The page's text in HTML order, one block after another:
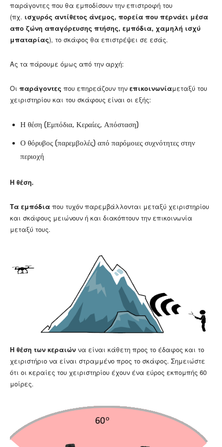
παράγοντες που θα εμποδίσουν την επιστροφή του
(πχ. ισχυρός αντίθετος άνεμος, πορεία που περνάει μέσα
απο ζώνη απαγόρευσης πτήσης, εμπόδια, χαμηλή ισχύ
μπαταρίας), το σκάφος θα επιστρέψει σε εσάς.
Ας τα πάρουμε όμως από την αρχή:
Οι παράγοντες που επηρεάζουν την επικοινωνίαμεταξύ του
χειριστηρίου και του σκάφους είναι οι εξής:
Η θέση (Εμπόδια, Κεραίες, Απόσταση)
Ο θόρυβος (παρεμβολές) από παρόμοιες συχνότητες στην
περιοχή
Η θέση.
Τα εμπόδια που τυχόν παρεμβάλλονται μεταξύ χειριστηρίου
και σκάφους μειώνουν ή και διακόπτουν την επικοινωνία
μεταξύ τους.
H θέση των κεραιών να είναι κάθετη προς το έδαφος και το
χειριστήριο να είναι στραμμένο προς το σκάφος. Σημειώστε
ότι οι κεραίες του χειριστηρίου έχουν ένα εύρος εκπομπής 60
μοίρες.